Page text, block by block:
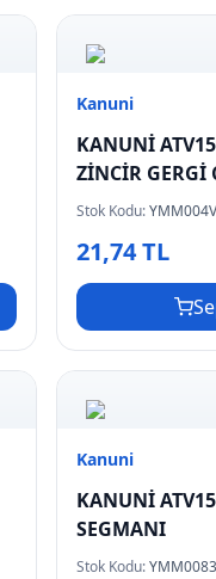
Kanuni
KANUNİ
ZİNCİR GERGİ
Stok Kodu:
21,74 TL
Kanuni
KANUNİ
SEGMANI
Stok Kodu: